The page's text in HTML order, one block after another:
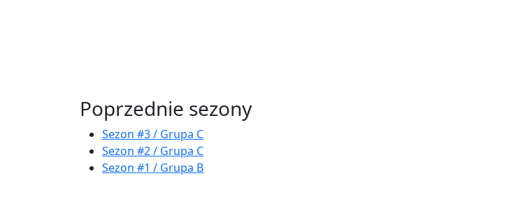
Poprzednie sezony
Sezon #3 / Grupa C
Sezon #2 / Grupa C
Sezon #1 / Grupa B